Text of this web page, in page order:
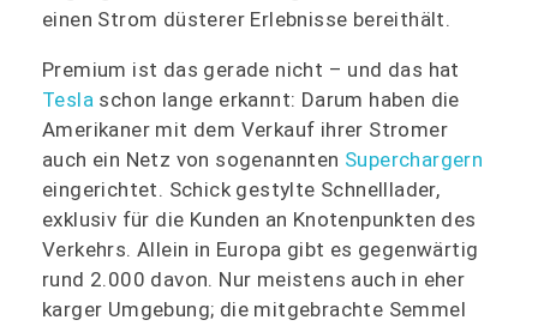
einen Strom düsterer Erlebnisse bereithält.
Premium ist das gerade nicht – und das hat
Tesla schon lange erkannt: Darum haben die
Amerikaner mit dem Verkauf ihrer Stromer
auch ein Netz von sogenannten Superchargern
eingerichtet. Schick gestylte Schnelllader,
exklusiv für die Kunden an Knotenpunkten des
Verkehrs. Allein in Europa gibt es gegenwärtig
rund 2.000 davon. Nur meistens auch in eher
karger Umgebung; die mitgebrachte Semmel